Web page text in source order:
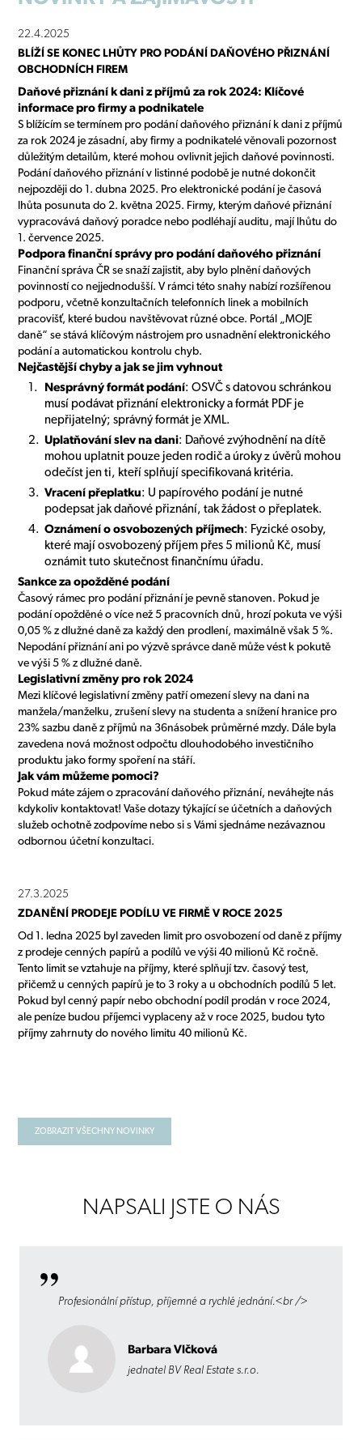
22.4.2025
BLÍŽÍ SE KONEC LHŮTY PRO PODÁNÍ DAŇOVÉHO PŘIZNÁNÍ
OBCHODNÍCH FIREM
Daňové přiznání k dani z příjmů za rok 2024: Klíčové
informace pro firmy a podnikatele
S blížícím se termínem pro podání daňového přiznání k dani z příjmů
za rok 2024 je zásadní, aby firmy a podnikatelé věnovali pozornost
důležitým detailům, které mohou ovlivnit jejich daňové povinnosti.
Podání daňového přiznání v listinné podobě je nutné dokončit
nejpozději do 1. dubna 2025. Pro elektronické podání je časová
lhůta posunuta do 2. května 2025. Firmy, kterým daňové přiznání
vypracovává daňový poradce nebo podléhají auditu, mají lhůtu do
1. července 2025.
Podpora finanční správy pro podání daňového přiznání
Finanční správa ČR se snaží zajistit, aby bylo plnění daňových
povinností co nejjednodušší. V rámci této snahy nabízí rozšířenou
podporu, včetně konzultačních telefonních linek a mobilních
pracovišť, které budou navštěvovat různé obce. Portál „MOJE
daně“ se stává klíčovým nástrojem pro usnadnění elektronického
podání a automatickou kontrolu chyb.
Nejčastější chyby a jak se jim vyhnout
Nesprávný formát podání: OSVČ s datovou schránkou
musí podávat přiznání elektronicky a formát PDF je
nepřijatelný; správný formát je XML.
Uplatňování slev na dani: Daňové zvýhodnění na dítě
mohou uplatnit pouze jeden rodič a úroky z úvěrů mohou
odečíst jen ti, kteří splňují specifikovaná kritéria.
Vracení přeplatku: U papírového podání je nutné
podepsat jak daňové přiznání, tak žádost o přeplatek.
Oznámení o osvobozených příjmech: Fyzické osoby,
které mají osvobozený příjem přes 5 milionů Kč, musí
oznámit tuto skutečnost finančnímu úřadu.
Sankce za opožděné podání
Časový rámec pro podání přiznání je pevně stanoven. Pokud je
podání opožděné o více než 5 pracovních dnů, hrozí pokuta ve výši
0,05 % z dlužné daně za každý den prodlení, maximálně však 5 %.
Nepodání přiznání ani po výzvě správce daně může vést k pokutě
ve výši 5 % z dlužné daně.
Legislativní změny pro rok 2024
Mezi klíčové legislativní změny patří omezení slevy na dani na
manžela/manželku, zrušení slevy na studenta a snížení hranice pro
23% sazbu daně z příjmů na 36násobek průměrné mzdy. Dále byla
zavedena nová možnost odpočtu dlouhodobého investičního
produktu jako formy spoření na stáří.
Jak vám můžeme pomoci?
Pokud máte zájem o zpracování daňového přiznání, neváhejte nás
kdykoliv kontaktovat! Vaše dotazy týkající se účetních a daňových
služeb ochotně zodpovíme nebo si s Vámi sjednáme nezávaznou
odbornou účetní konzultaci.
27.3.2025
ZDANĚNÍ PRODEJE PODÍLU VE FIRMĚ V ROCE 2025
Od 1. ledna 2025 byl zaveden limit pro osvobození od daně z příjmy
z prodeje cenných papírů a podílů ve výši 40 milionů Kč ročně.
Tento limit se vztahuje na příjmy, které splňují tzv. časový test,
přičemž u cenných papírů je to 3 roky a u obchodních podílů 5 let.
Pokud byl cenný papír nebo obchodní podíl prodán v roce 2024,
ale peníze budou příjemci vyplaceny až v roce 2025, budou tyto
příjmy zahrnuty do nového limitu 40 milionů Kč.
ZOBRAZIT VŠECHNY NOVINKY
NAPSALI JSTE O NÁS
Profesionální přístup, příjemné a rychlé jednání.<br />
Barbara Vlčková
jednatel BV Real Estate s.r.o.